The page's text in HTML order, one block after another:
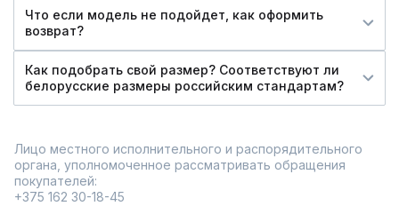
Что если модель не подойдет, как оформить
возврат?
Как подобрать свой размер? Соответствуют ли
белорусские размеры российским стандартам?
Лицо местного исполнительного и распорядительного
органа, уполномоченное рассматривать обращения
покупателей:
+375 162 30-18-45